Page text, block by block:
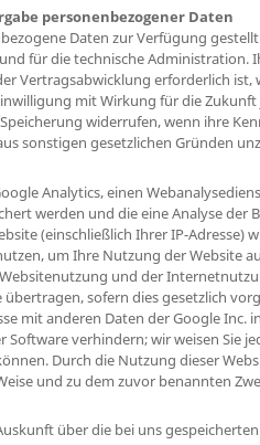
personenbezogener Daten
Daten zur Verfügung
für die technische
Vertragsabwicklung erforderlich
mit Wirkung für die
widerrufen, wenn ihre
sonstigen gesetzlichen Gründen
Analytics, einen
werden und die eine Analyse
(einschließlich Ihrer IP-Adresse)
um Ihre Nutzung der Website
und der
sofern dies gesetzlich
mit anderen Daten der Google
Software verhindern; wir weisen Sie
Durch die Nutzung dieser
und zu dem zuvor benannten
über die bei uns